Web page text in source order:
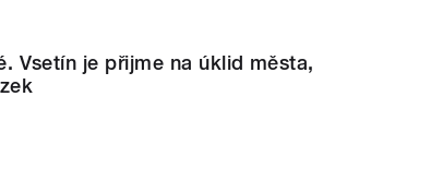
Vsetín je přijme na úklid města,